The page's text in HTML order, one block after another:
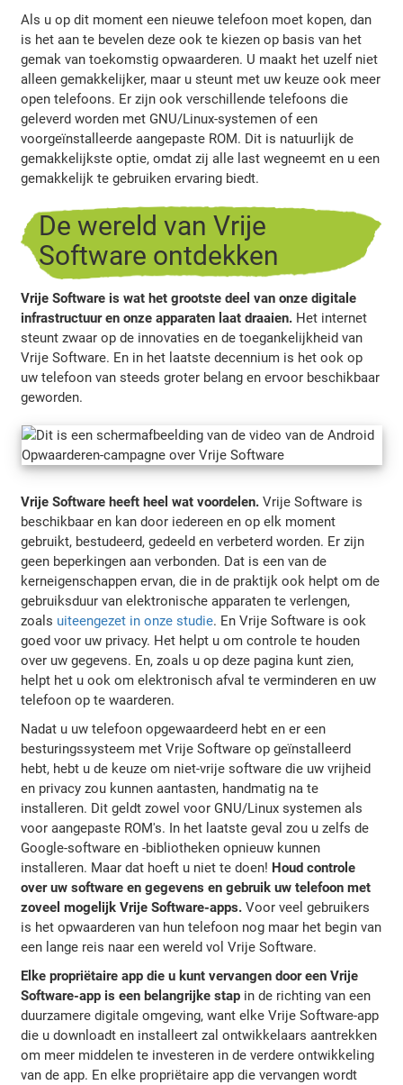
Als u op dit moment een nieuwe telefoon moet kopen, dan
is het aan te bevelen deze ook te kiezen op basis van het
gemak van toekomstig opwaarderen. U maakt het uzelf niet
alleen gemakkelijker, maar u steunt met uw keuze ook meer
open telefoons. Er zijn ook verschillende telefoons die
geleverd worden met GNU/Linux-systemen of een
voorgeïnstalleerde aangepaste ROM. Dit is natuurlijk de
gemakkelijkste optie, omdat zij alle last wegneemt en u een
gemakkelijk te gebruiken ervaring biedt.
De wereld van Vrije
Software ontdekken
Vrije Software is wat het grootste deel van onze digitale
infrastructuur en onze apparaten laat draaien. Het internet
steunt zwaar op de innovaties en de toegankelijkheid van
Vrije Software. En in het laatste decennium is het ook op
uw telefoon van steeds groter belang en ervoor beschikbaar
geworden.
Vrije Software heeft heel wat voordelen. Vrije Software is
beschikbaar en kan door iedereen en op elk moment
gebruikt, bestudeerd, gedeeld en verbeterd worden. Er zijn
geen beperkingen aan verbonden. Dat is een van de
kerneigenschappen ervan, die in de praktijk ook helpt om de
gebruiksduur van elektronische apparaten te verlengen,
zoals uiteengezet in onze studie. En Vrije Software is ook
goed voor uw privacy. Het helpt u om controle te houden
over uw gegevens. En, zoals u op deze pagina kunt zien,
helpt het u ook om elektronisch afval te verminderen en uw
telefoon op te waarderen.
Nadat u uw telefoon opgewaardeerd hebt en er een
besturingssysteem met Vrije Software op geïnstalleerd
hebt, hebt u de keuze om niet-vrije software die uw vrijheid
en privacy zou kunnen aantasten, handmatig na te
installeren. Dit geldt zowel voor GNU/Linux systemen als
voor aangepaste ROM's. In het laatste geval zou u zelfs de
Google-software en -bibliotheken opnieuw kunnen
installeren. Maar dat hoeft u niet te doen! Houd controle
over uw software en gegevens en gebruik uw telefoon met
zoveel mogelijk Vrije Software-apps. Voor veel gebruikers
is het opwaarderen van hun telefoon nog maar het begin van
een lange reis naar een wereld vol Vrije Software.
Elke propriëtaire app die u kunt vervangen door een Vrije
Software-app is een belangrijke stap in de richting van een
duurzamere digitale omgeving, want elke Vrije Software-app
die u downloadt en installeert zal ontwikkelaars aantrekken
om meer middelen te investeren in de verdere ontwikkeling
van de app. En elke propriëtaire app die vervangen wordt